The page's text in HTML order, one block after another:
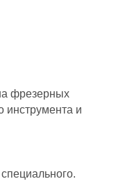
фрезерных
инструмента и